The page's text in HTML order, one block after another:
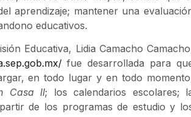
aprendizaje; mantener una
educativos.
Educativa, Lidia Camacho
fue desarrollada para
en todo lugar y en todo
Casa II; los calendarios escolares;
de los programas de estudio y